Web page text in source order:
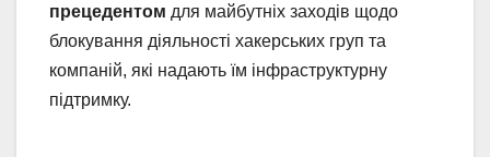
прецедентом для майбутніх заходів щодо
блокування діяльності хакерських груп та
компаній, які надають їм інфраструктурну
підтримку.